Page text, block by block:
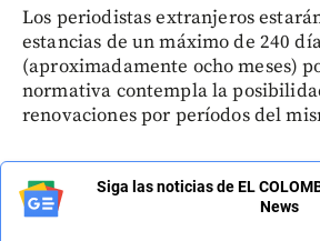
Los periodistas extranjeros
estancias de un máximo de 240
(aproximadamente ocho meses)
normativa contempla la
renovaciones por períodos del
Siga las noticias de EL
News